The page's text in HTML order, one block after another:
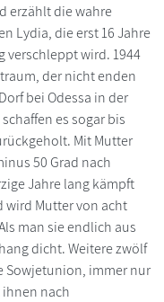
erzählt die wahre
Lydia, die erst 16 Jahre
verschleppt wird. 1944
der nicht enden
bei Odessa in der
es sogar bis
Mit Mutter
50 Grad nach
Jahre lang kämpft
wird Mutter von acht
man sie endlich aus
dicht. Weitere zwölf
Sowjetunion, immer nur
nach